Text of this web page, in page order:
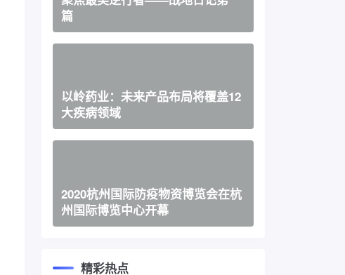
篇
以岭药业：未来产品布局将覆盖12
大疾病领域
2020杭州国际防疫物资博览会在杭
州国际博览中心开幕
精彩热点